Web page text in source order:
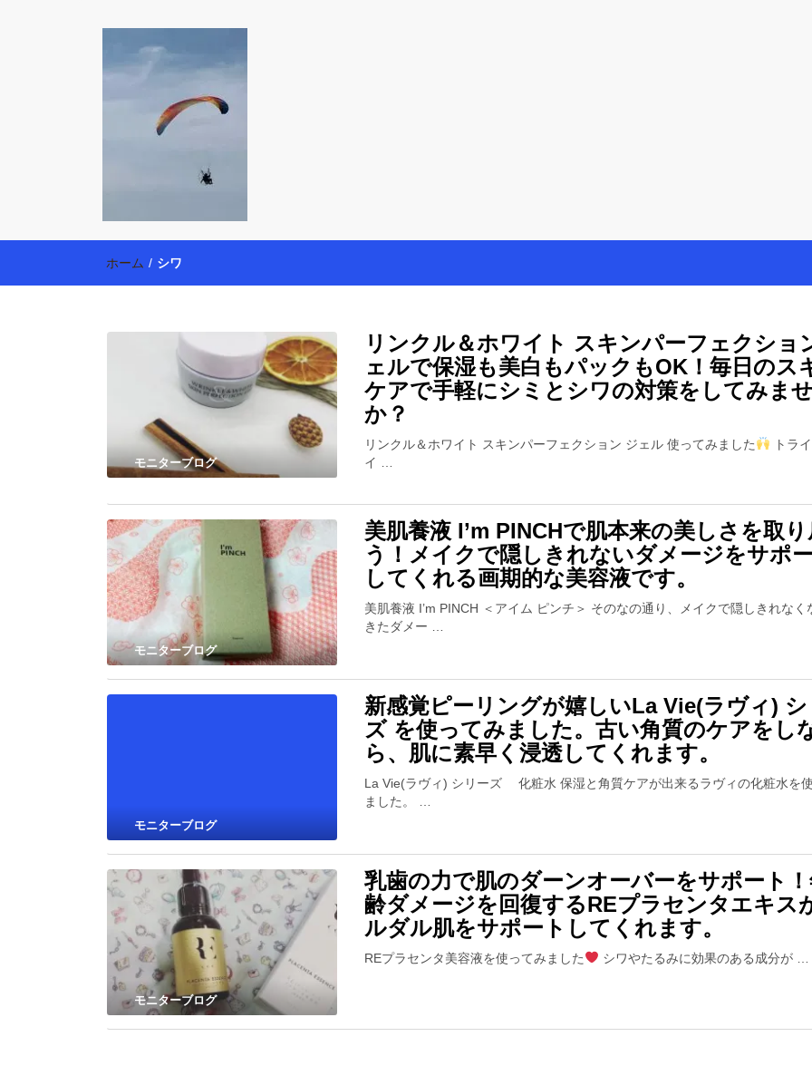
育・美容健康アイテム探索】も全力で楽しみます。
ホーム / シワ
モニターブログ
リンクル＆ホワイト スキンパーフェクショ
ェルで保湿も美白もパックもOK！毎日のス
ケアで手軽にシミとシワの対策をしてみま
か？
リンクル＆ホワイト スキンパーフェクション ジェル 使ってみました
トラ
イ …
モニターブログ
美肌養液 I’m PINCHで肌本来の美しさを取
う！メイクで隠しきれないダメージをサポ
してくれる画期的な美容液です。
美肌養液 I’m PINCH ＜アイム ピンチ＞ そのなの通り、メイクで隠しきれなく
きたダメー …
モニターブログ
新感覚ピーリングが嬉しいLa Vie(ラヴィ)
ズ を使ってみました。古い角質のケアをし
ら、肌に素早く浸透してくれます。
La Vie(ラヴィ) シリーズ 化粧水 保湿と角質ケアが出来るラヴィの化粧水を
ました。 …
モニターブログ
乳歯の力で肌のダーンオーバーをサポート
齢ダメージを回復するREプラセンタエキス
ルダル肌をサポートしてくれます。
REプラセンタ美容液を使ってみました シワやたるみに効果のある成分が …